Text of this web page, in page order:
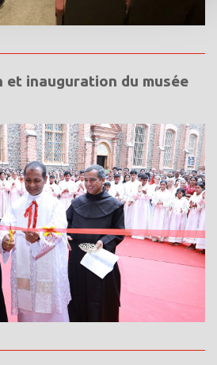
et inauguration du musée